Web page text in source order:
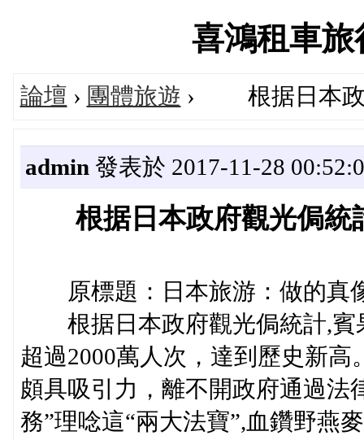
喜鴻租車
論壇 › 團體旅遊 › 根据日本政
admin 發表於 2017-11-28
根据日本政府觀光侷統
原標題：日本旅游：做的真
根据日本政府觀光侷統計,賓
超過2000萬人次，達到歷史新
頗具吸引力，離不開政府通過法
務”理唸這“兩大法寶”,血鑽野燕